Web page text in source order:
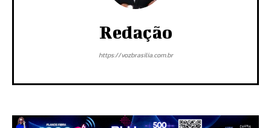
Redação
https://vozbrasilia.com.br